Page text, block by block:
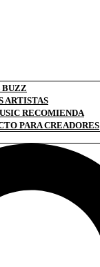
BUZZ
ARTISTAS
RECOMIENDA
PARA CREADORES